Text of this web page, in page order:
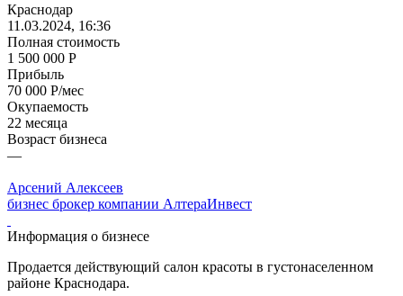
Краснодар
11.03.2024, 16:36
Полная стоимость
1 500 000 Р
Прибыль
70 000 Р/мес
Окупаемость
22 месяца
Возраст бизнеса
—
Арсений Алексеев
бизнес брокер компании АлтераИнвест
Информация о бизнесе
Продается действующий салон красоты в густонаселенном
районе Краснодара.